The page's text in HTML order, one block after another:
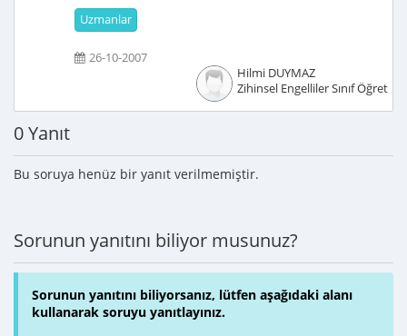
Uzmanlar
26-10-2007
Hilmi DUYMAZ
Zihinsel Engelliler Sınıf
0 Yanıt
Bu soruya henüz bir yanıt verilmemiştir.
Sorunun yanıtını biliyor musunuz?
Sorunun yanıtını biliyorsanız, lütfen aşağıdaki alanı
kullanarak soruyu yanıtlayınız.